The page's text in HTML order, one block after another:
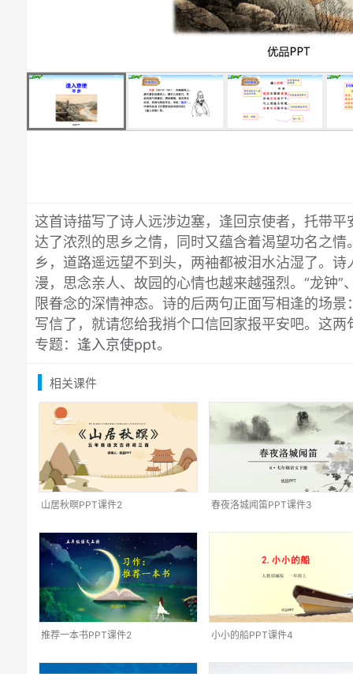
这首诗描写了诗人远涉边塞，逢回京使者，托带
达了浓烈的思乡之情，同时又蕴含着渴望功名之
乡，道路遥远望不到头，两袖都被泪水沾湿了。
漫，思念亲人、故园的心情也越来越强烈。“龙钟”
限眷念的深情神态。诗的后两句正面写相逢的场
写信了，就请您给我捎个口信回家报平安吧。这
专题： 逢入京使ppt。
相关课件
山居秋暝PPT课件2 春夜洛城闻笛PPT课件3
推荐一本书PPT课件2 小小的船PPT课件4